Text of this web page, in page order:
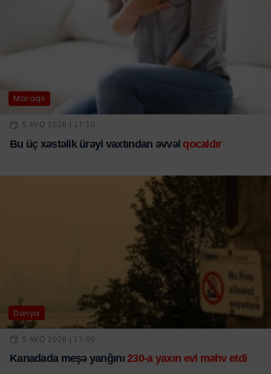
Maraqlı
5 AVQ 2026 | 17:10
Bu üç xəstəlik ürəyi vaxtından əvvəl qocaldır
Dünya
5 AVQ 2026 | 17:00
Kanadada meşə yanğını230-a yaxın evi məhv etdi